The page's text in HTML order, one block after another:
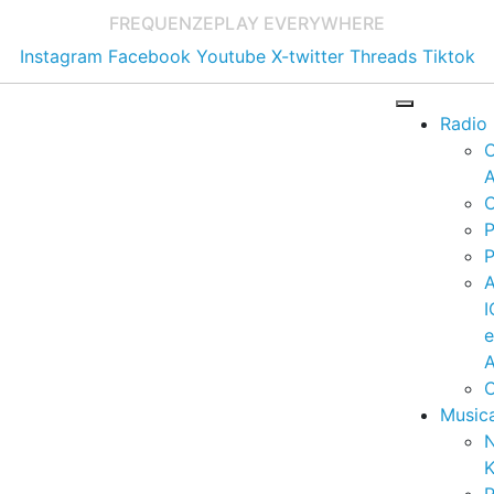
FREQUENZEPLAY EVERYWHERE
Instagram Facebook Youtube X-twitter Threads Tiktok
Radio
e